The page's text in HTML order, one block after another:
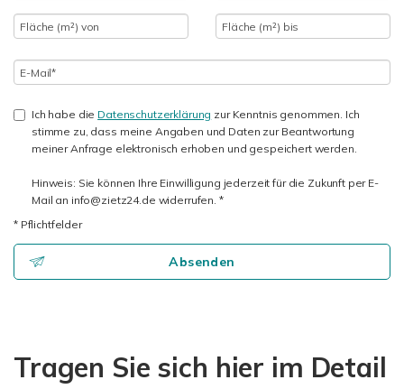
Ich habe die Datenschutzerklärung zur Kenntnis genommen. Ich
stimme zu, dass meine Angaben und Daten zur Beantwortung
meiner Anfrage elektronisch erhoben und gespeichert werden.
Hinweis: Sie können Ihre Einwilligung jederzeit für die Zukunft per E-
Mail an info@zietz24.de widerrufen. *
* Pflichtfelder
Absenden
Tragen Sie sich hier im Detail